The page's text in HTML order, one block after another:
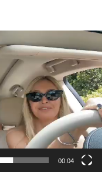
00:04